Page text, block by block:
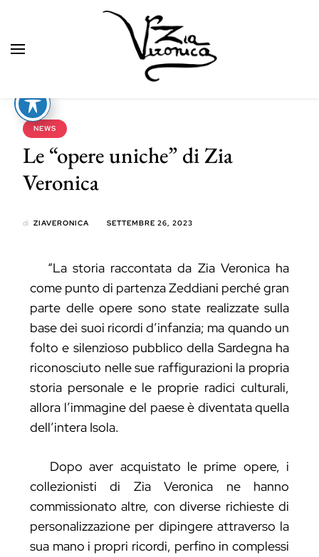
Zia Veronica
NEWS
Le “opere uniche” di Zia
Veronica
di ZIAVERONICA SETTEMBRE 26, 2023
“La storia raccontata da Zia Veronica ha
come punto di partenza Zeddiani perché gran
parte delle opere sono state realizzate sulla
base dei suoi ricordi d’infanzia; ma quando un
folto e silenzioso pubblico della Sardegna ha
riconosciuto nelle sue raffigurazioni la propria
storia personale e le proprie radici culturali,
allora l’immagine del paese è diventata quella
dell’intera Isola.
Dopo aver acquistato le prime opere, i
collezionisti di Zia Veronica ne hanno
commissionato altre, con diverse richieste di
personalizzazione per dipingere attraverso la
sua mano i propri ricordi, perfino in complessi